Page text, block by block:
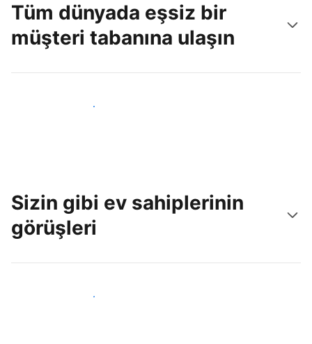
Tüm dünyada eşsiz bir
müşteri tabanına ulaşın
Hemen yeni konuklara ulaş
Sizin gibi ev sahiplerinin
görüşleri
Tesis sahipleri arasına katıl